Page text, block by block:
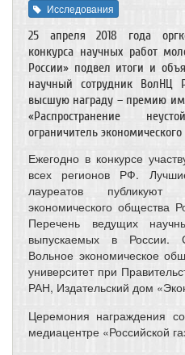
Исследования
25 апреля 2018 года
конкурса научных работ
России» подвел итоги и
научный сотрудник ВолНЦ
высшую награду – премию
«Распространение
ограничитель экономического
Ежегодно в конкурсе
всех регионов РФ.
лауреатов
экономического общества
Перечень ведущих
выпускаемых в России.
Вольное экономическое
университет при
РАН, Издательский дом
Церемония награждения
медиацентре «Российской